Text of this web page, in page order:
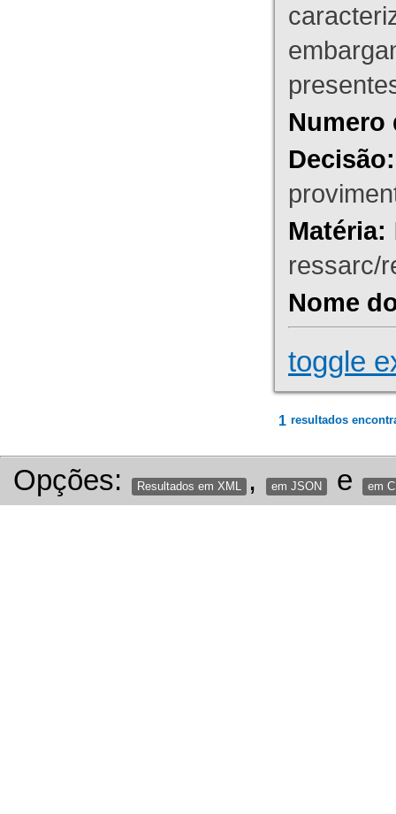
Numero
Decisão:
Matéria:
ressarc/
Nome
toggle
1 resultados
Opções: Resultados em XML , em JSON e em